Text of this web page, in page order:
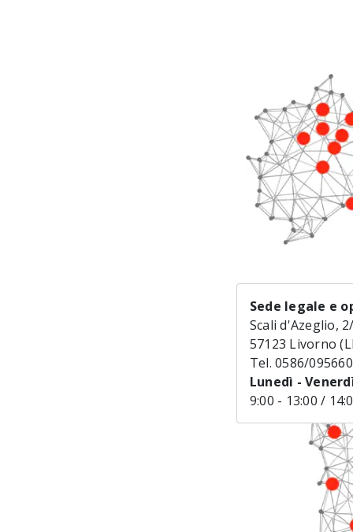
Sede legale e
Scali d'Azeglio,
57123 Livorno
Tel. 0586/095660
Lunedì -
9:00 - 13:00 /